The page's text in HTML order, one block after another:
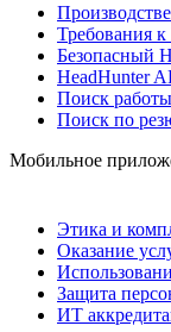
Требования
Безопасный
HeadHunter
Поиск работы
Поиск по
Мобильное
Этика и
Оказание
Защита
ИТ